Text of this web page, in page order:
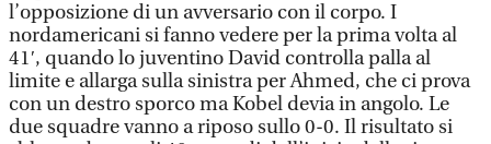
l’opposizione di un avversario con il corpo. I
nordamericani si fanno vedere per la prima volta al
41′, quando lo juventino David controlla palla al
limite e allarga sulla sinistra per Ahmed, che ci prova
con un destro sporco ma Kobel devia in angolo. Le
due squadre vanno a riposo sullo 0-0. Il risultato si